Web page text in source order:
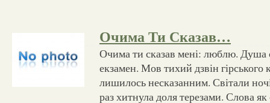
Очима Ти Сказав…
Очима ти сказав мені: люблю. Душа
екзамен. Мов тихий дзвін
лишилось несказанним. Світали
раз хитнула доля терезами. Слова